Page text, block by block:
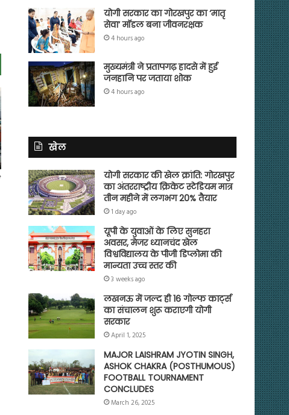
योगी सरकार का गोरखपुर का ‘मातृ
सेवा’ मॉडल बना जीवनरक्षक
4 hours ago
मुख्यमंत्री ने प्रतापगढ़ हादसे में हुई
जनहानि पर जताया शोक
4 hours ago
खेल
योगी सरकार की खेल क्रांति: गोरखपुर
का अंतरराष्ट्रीय क्रिकेट स्टेडियम मात्र
तीन महीने में लगभग 20% तैयार
1 day ago
यूपी के युवाओं के लिए सुनहरा
अवसर, मेजर ध्यानचंद खेल
विश्वविद्यालय के पीजी डिप्लोमा की
मान्यता उच्च स्तर की
3 weeks ago
लखनऊ में जल्द ही 16 गोल्फ कार्ट्स
का संचालन शुरू कराएगी योगी
सरकार
April 1, 2025
MAJOR LAISHRAM JYOTIN SINGH,
ASHOK CHAKRA (POSTHUMOUS)
FOOTBALL TOURNAMENT
CONCLUDES
March 26, 2025